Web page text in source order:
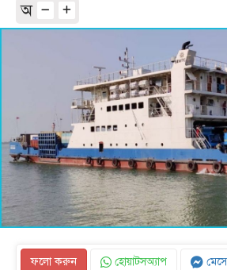
অ
ফলো করুন হোয়াটসঅ্যাপ